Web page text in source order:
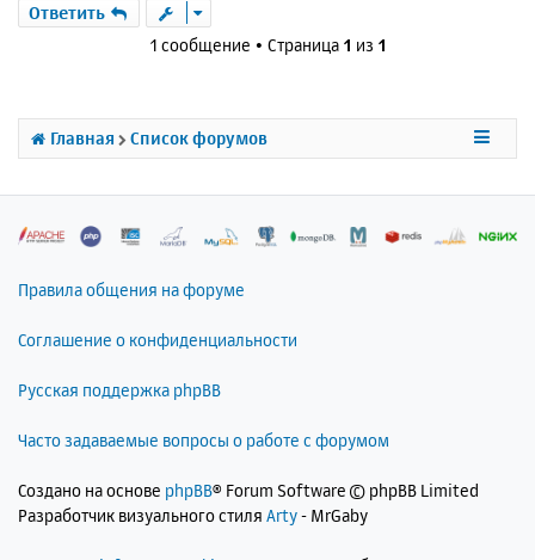
с
н
ч
Ответить
1 сообщение • Страница 1 из 1
Главная Список форумов
Правила общения на форуме
Соглашение о конфиденциальности
Русская поддержка phpBB
Часто задаваемые вопросы о работе с форумом
Создано на основе phpBB® Forum Software © phpBB Limited
Разработчик визуального стиля Arty- MrGaby